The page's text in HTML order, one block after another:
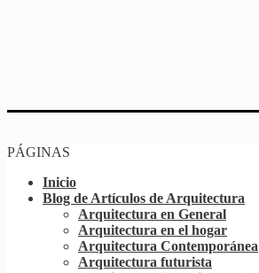
PÁGINAS
Inicio
Blog de Artículos de Arquitectura
Arquitectura en General
Arquitectura en el hogar
Arquitectura Contemporánea
Arquitectura futurista